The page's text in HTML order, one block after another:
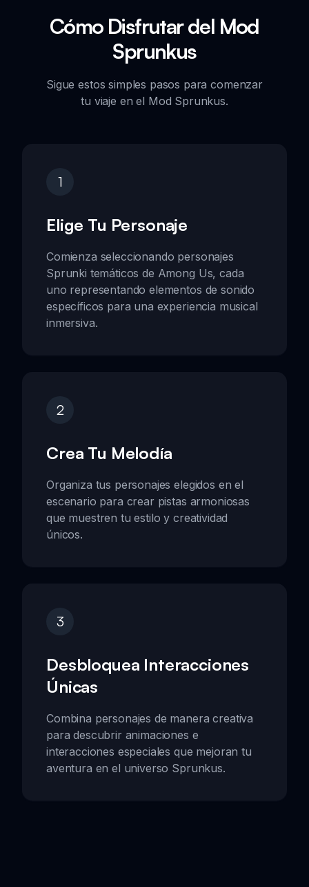
Cómo Disfrutar del Mod
Sprunkus
Sigue estos simples pasos para comenzar
tu viaje en el Mod Sprunkus.
1
Elige Tu Personaje
Comienza seleccionando personajes
Sprunki temáticos de Among Us, cada
uno representando elementos de sonido
específicos para una experiencia musical
inmersiva.
2
Crea Tu Melodía
Organiza tus personajes elegidos en el
escenario para crear pistas armoniosas
que muestren tu estilo y creatividad
únicos.
3
Desbloquea Interacciones
Únicas
Combina personajes de manera creativa
para descubrir animaciones e
interacciones especiales que mejoran tu
aventura en el universo Sprunkus.